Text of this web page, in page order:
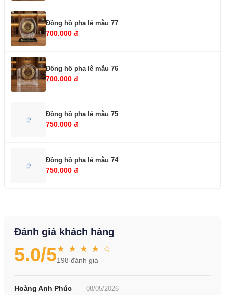
Đồng hồ pha lê mẫu 77
700.000 đ
Đồng hồ pha lê mẫu 76
700.000 đ
Đồng hồ pha lê mẫu 75
750.000 đ
Đồng hồ pha lê mẫu 74
750.000 đ
Đánh giá khách hàng
5.0/5★ ★ ★ ★ ☆
198 đánh giá
Hoàng Anh Phúc — 08/05/2026